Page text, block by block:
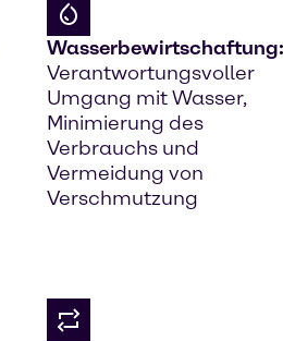
Wasserbewirtschaftung:
Verantwortungsvoller
Umgang mit Wasser,
Minimierung des
Verbrauchs und
Vermeidung von
Verschmutzung